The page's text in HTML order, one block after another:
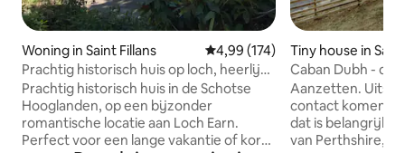
Woning in Saint Fillans Gemiddelde beoordeling van
4,99 (174)
Prachtig historisch huis op loch, heerlijk
uitzicht
Prachtig historisch huis in de Schotse
Hooglanden, op een bijzonder
romantische locatie aan Loch Earn.
Perfect voor een lange vakantie of korte
Tiny house in
Caban Dubh -
Perthshire
Aanzetten.
contact komen
dat is belangrijk.
van Perthshire, is